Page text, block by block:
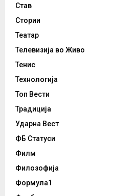
Став
Стории
Театар
Телевизија во Живо
Тенис
Технологија
Топ Вести
Традиција
Ударна Вест
ФБ Статуси
Филм
Филозофија
Формула1